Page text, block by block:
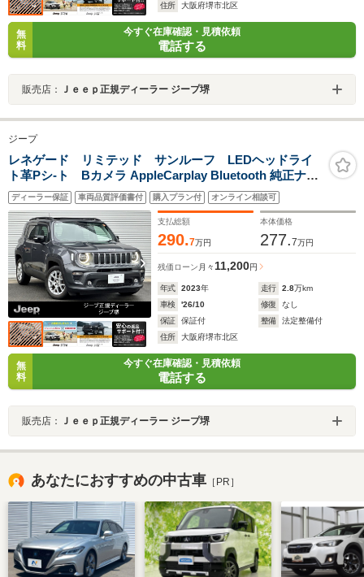
住所
大阪府堺市北区
無
料
今すぐ在庫確認・見積依頼
電話する
販売店： Ｊｅｅｐ正規ディーラー ジープ堺
ジープ
レネゲード リミテッド サンルーフ LEDヘッドライ
ト革Pシ-ト Bカメラ AppleCarplay Bluetooth 純正ナビ
ゲ-ション 前面衝突警報 障害物センサー アダプティブク
ルーズコントロ-ル シ-トヒ-タ- リアトラフィックモニタ-
認定中古車保証付
ディーラー保証 車両品質評価書付 購入プラン付 オンライン相談可
支払総額
290.7万円
本体価格
277.7万円
残価ローン 月々 11,200円
年式 2023年 走行 2.8万km
車検
'26/10 修復
なし
保証
保証付 整備
法定整備付
住所
大阪府堺市北区
無
料
今すぐ在庫確認・見積依頼
電話する
販売店： Ｊｅｅｐ正規ディーラー ジープ堺
あなたにおすすめの中古車 ［PR］